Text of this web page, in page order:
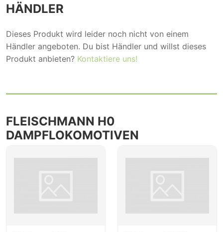
HÄNDLER
Dieses Produkt wird leider noch nicht von einem
Händler angeboten. Du bist Händler und willst dieses
Produkt anbieten? Kontaktiere uns!
FLEISCHMANN H0
DAMPFLOKOMOTIVEN